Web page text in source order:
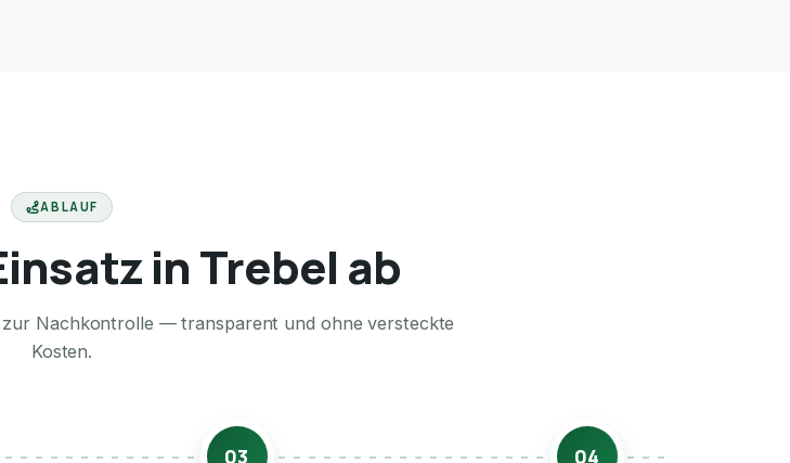
ABLAUF
in Trebel ab
Nachkontrolle — transparent und ohne versteckte
Kosten.
03 04